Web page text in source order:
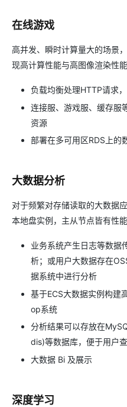
在线游戏
高并发、瞬时计算量大的场景
现高计算性能与高图像渲染性
负载均衡处理HTTP请求
连接服、游戏服、缓存服
资源
部署在多可用区RDS上的
大数据分析
对于频繁对存储读取的大数据
本地盘实例，主从节点皆有性
业务系统产生日志等数据
析；或用户大数据存在
据系统中进行分析
基于ECS大数据实例构建
op系统
分析结果可以存放在
dis)等数据库，便于用户
大数据 Bi 及展示
深度学习